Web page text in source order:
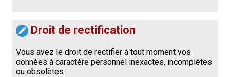
Droit de rectification
Vous avez le droit de rectifier à tout moment vos
données à caractère personnel inexactes, incomplètes
ou obsolètes